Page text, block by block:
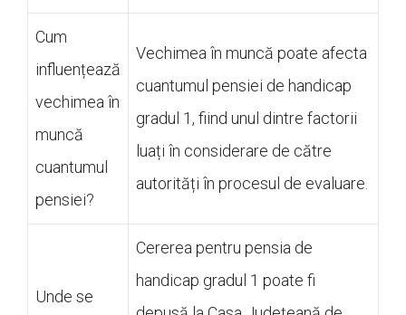
Cum
influențează
vechimea în
muncă
cuantumul
pensiei?
Vechimea în muncă poate afecta
cuantumul pensiei de handicap
gradul 1, fiind unul dintre factorii
luați în considerare de către
autorități în procesul de evaluare.
Unde se
Cererea pentru pensia de
handicap gradul 1 poate fi